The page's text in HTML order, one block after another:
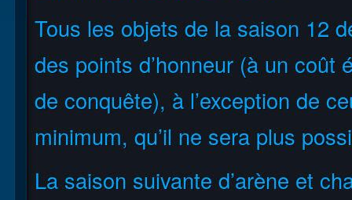
Tous les objets de la saison 12
des points d’honneur (à un coût
de conquête), à l’exception de
minimum, qu’il ne sera plus
La saison suivante d’arène et